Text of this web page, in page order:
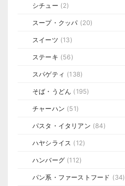
シチュー (2)
スープ・クッパ (20)
スイーツ (13)
ステーキ (56)
スパゲティ (138)
そば・うどん (195)
チャーハン (51)
パスタ・イタリアン (84)
ハヤシライス (12)
ハンバーグ (112)
パン系・ファーストフード (34)